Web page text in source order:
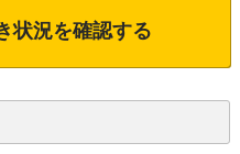
状況を確認する